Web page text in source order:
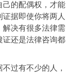
己的配偶权，才能
据即使你将两人
决有很多法律需
证还是法律咨询都
过有不少的人，